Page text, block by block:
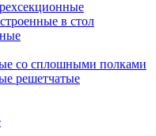
в стол
со сплошными полками
решетчатые